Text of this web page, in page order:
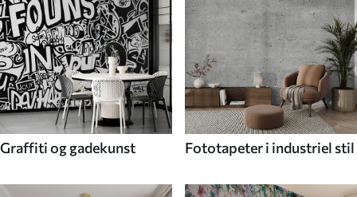
Graffiti og gadekunst Fototapeter i industriel stil